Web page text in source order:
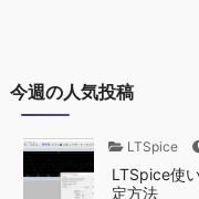
今週の人気投稿
LTSpice
LTSpice使
定方法